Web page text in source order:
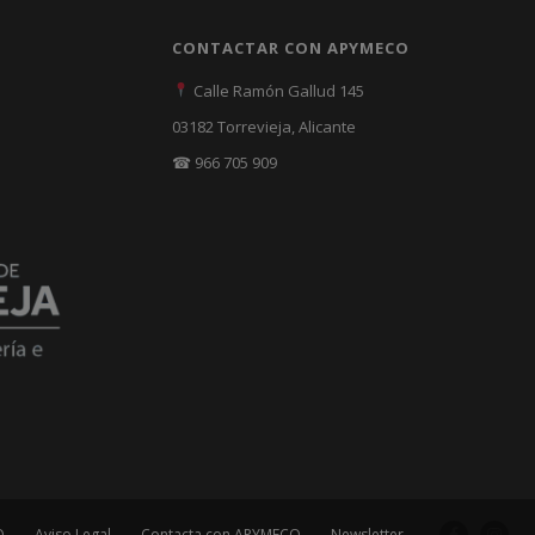
CONTACTAR CON APYMECO
Calle Ramón Gallud 145
03182 Torrevieja, Alicante
☎ 966 705 909